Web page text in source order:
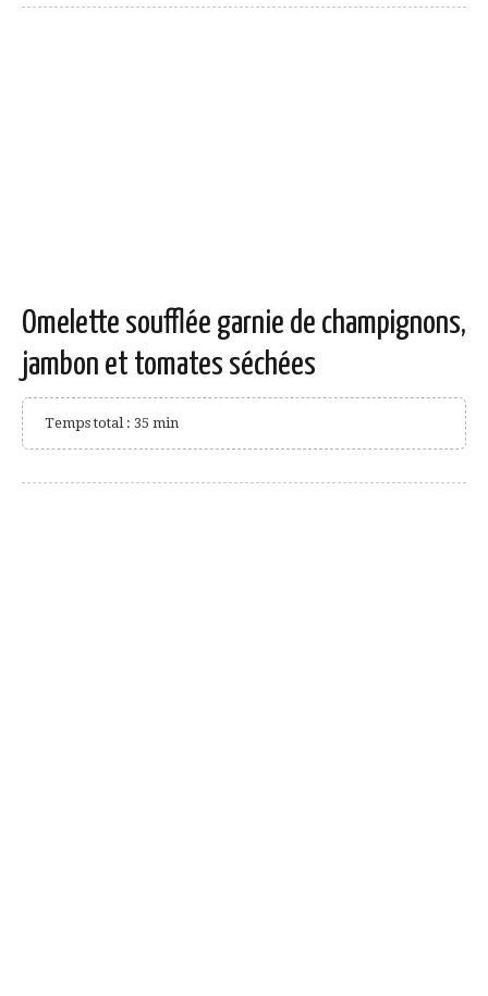
Omelette soufflée garnie de champignons,
jambon et tomates séchées
Temps total : 35 min